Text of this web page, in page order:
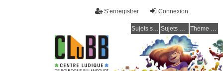
Connexion
S’enregistrer
Sujets sans réponse Sujets actifs Thème clair / foncé